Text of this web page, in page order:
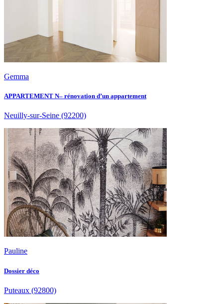
Gemma
APPARTEMENT N– rénovation d’un appartement
Neuilly-sur-Seine (92200)
Pauline
Dossier déco
Puteaux (92800)